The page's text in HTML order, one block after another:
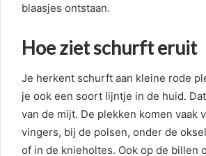
blaasjes ontstaan.
Hoe ziet schurft eruit
Je herkent schurft aan kleine rode
je ook een soort lijntje in de huid.
van de mijt. De plekken komen vaak
vingers, bij de polsen, onder de
of in de knieholtes. Ook op de billen